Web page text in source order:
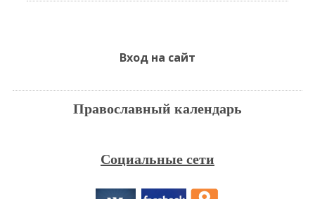
Вход на сайт
Православный календарь
Социальные сети